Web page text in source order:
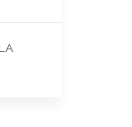
LA